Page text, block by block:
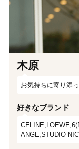
木原
お気持ちに寄り添
好きなブランド
ANGE,STUDIO